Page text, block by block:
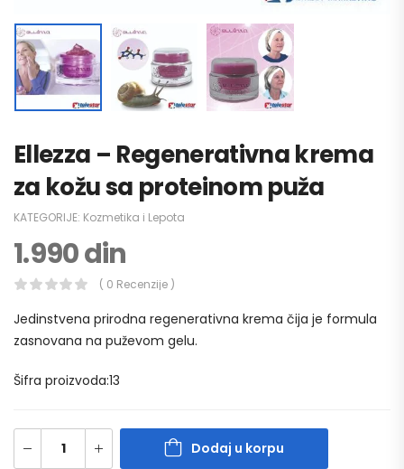
Ellezza – Regenerativna krema
za kožu sa proteinom puža
KATEGORIJE: Kozmetika i Lepota
1.990din
( 0 Recenzije )
Jedinstvena prirodna regenerativna krema čija je formula
zasnovana na puževom gelu.
Šifra proizvoda:13
Dodaj u korpu